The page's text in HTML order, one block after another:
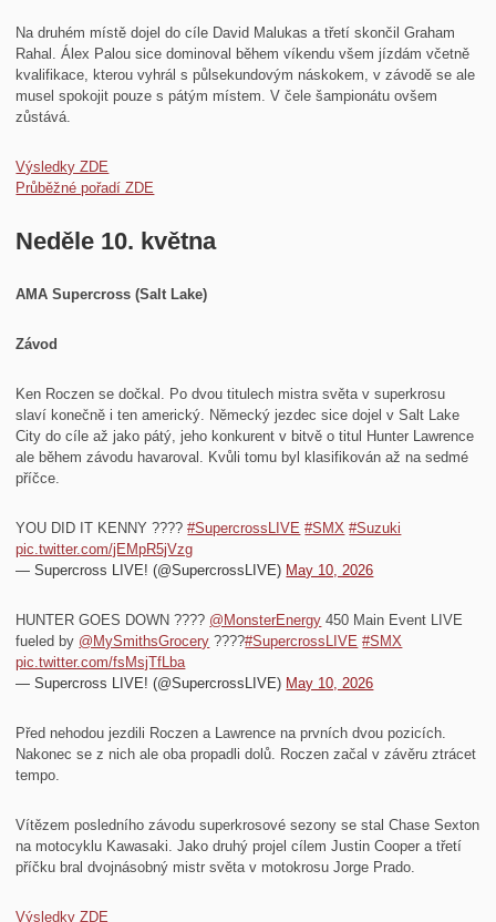
Na druhém místě dojel do cíle David Malukas a třetí skončil Graham
Rahal. Álex Palou sice dominoval během víkendu všem jízdám včetně
kvalifikace, kterou vyhrál s půlsekundovým náskokem, v závodě se ale
musel spokojit pouze s pátým místem. V čele šampionátu ovšem
zůstává.
Výsledky ZDE
Průběžné pořadí ZDE
Neděle 10. května
AMA Supercross (Salt Lake)
Závod
Ken Roczen se dočkal. Po dvou titulech mistra světa v superkrosu
slaví konečně i ten americký. Německý jezdec sice dojel v Salt Lake
City do cíle až jako pátý, jeho konkurent v bitvě o titul Hunter Lawrence
ale během závodu havaroval. Kvůli tomu byl klasifikován až na sedmé
příčce.
YOU DID IT KENNY ????#SupercrossLIVE #SMX #Suzuki
pic.twitter.com/jEMpR5jVzg
— Supercross LIVE! (@SupercrossLIVE) May 10, 2026
HUNTER GOES DOWN ???? @MonsterEnergy 450 Main Event LIVE
fueled by @MySmithsGrocery ????#SupercrossLIVE #SMX
pic.twitter.com/fsMsjTfLba
— Supercross LIVE! (@SupercrossLIVE) May 10, 2026
Před nehodou jezdili Roczen a Lawrence na prvních dvou pozicích.
Nakonec se z nich ale oba propadli dolů. Roczen začal v závěru ztrácet
tempo.
Vítězem posledního závodu superkrosové sezony se stal Chase Sexton
na motocyklu Kawasaki. Jako druhý projel cílem Justin Cooper a třetí
příčku bral dvojnásobný mistr světa v motokrosu Jorge Prado.
Výsledky ZDE